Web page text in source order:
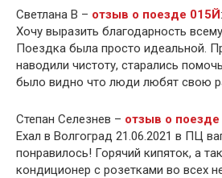
Светлана В – отзыв о поезде 015Й:
Хочу выразить благодарность
Поездка была просто идеальной.
наводили чистоту, старались
было видно что люди любят свою
Степан Селезнев – отзыв о
Ехал в Волгоград 21.06.2021 в ПЦ
понравилось! Горячий кипяток, а
кондиционер с розетками во всех